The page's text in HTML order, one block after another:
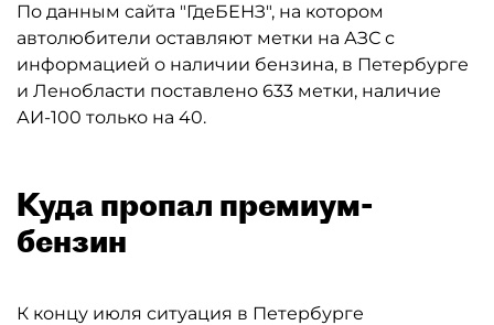
По данным сайта "ГдеБЕНЗ", на котором
автолюбители оставляют метки на АЗС с
информацией о наличии бензина, в Петербурге
и Ленобласти поставлено 633 метки, наличие
АИ-100 только на 40.
Куда пропал премиум-
бензин
К концу июля ситуация в Петербурге